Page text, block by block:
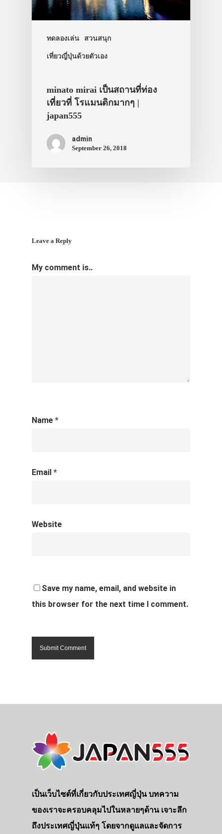
ทดลองเล่น สวนสนุก
เที่ยวญี่ปุ่นด้วยตัวเอง
minato mirai เป็นสถานที่ท่อง
เที่ยวที่ โรแมนติกมากๆ |
japan555
admin
September 26, 2018
Leave a Reply
My comment is..
Name *
Email *
Website
Save my name, email, and website in
this browser for the next time I comment.
เป็นเว็บไซต์ที่เกี่ยวกับประเทศญี่ปุ่น บทความ
ของเราจะครอบคลุมไปในหลายๆด้าน เจาะลึก
ถึงประเทศญี่ปุ่นแท้ๆ โดยจากดูแลและจัดการ
ที่พัก